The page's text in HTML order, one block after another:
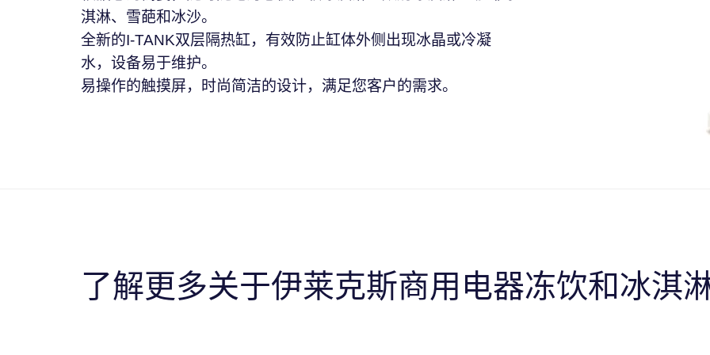
淇淋、雪葩和冰沙。
全新的I-TANK双层隔热缸，有效防止缸体外侧出现冰晶或冷凝
水，设备易于维护。
易操作的触摸屏，时尚简洁的设计，满足您客户的需求。
了解更多关于伊莱克斯商用电器冻饮和冰淇